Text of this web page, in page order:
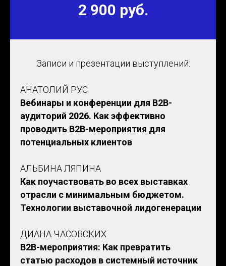
2 900 руб.
Записи и презентации выступлений:
АНАТОЛИЙ РУС
Вебинары и конференции для B2B-
аудиторий 2026. Как эффективно
проводить B2B-мероприятия для
потенциальных клиентов
АЛЬБИНА ЛЯПИНА
Как поучаствовать во всех выставках
отрасли с минимальным бюджетом.
Технологии выставочной лидогенерации
ДИАНА ЧАСОВСКИХ
B2B-мероприятия: Как превратить
статью расходов в системный источник